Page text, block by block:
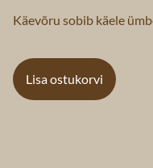
Käevõru sobib käele
Lisa ostukorvi